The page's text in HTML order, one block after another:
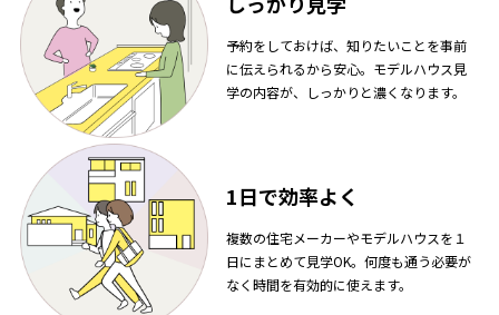
予約をしておけば、知りたいことを事前
に伝えられるから安心。モデルハウス見
学の内容が、しっかりと濃くなります。
1日で効率よく
複数の住宅メーカーやモデルハウスを１
日にまとめて見学OK。何度も通う必要が
なく時間を有効的に使えます。